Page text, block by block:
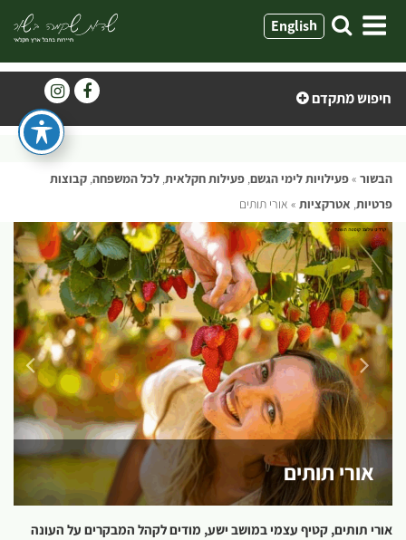
לתוכן
English
חיפוש מתקדם
הבשור »פעילויות לימי הגשם, פעילות חקלאית, לכל המשפחה, קבוצות
פרטיות, אטרקציות » אורי תותים
אורי תותים
אורי תותים, קטיף עצמי במושב ישע, מודים לקהל המבקרים על העונה